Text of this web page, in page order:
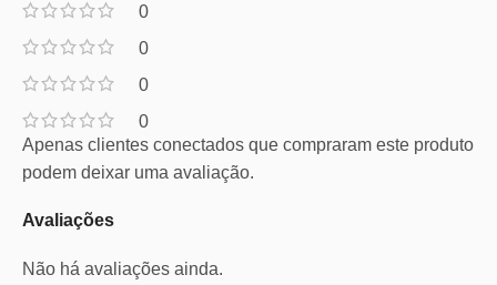
0
0
0
0
Avaliações
Não há avaliações ainda.
Apenas clientes conectados que compraram este produto
podem deixar uma avaliação.